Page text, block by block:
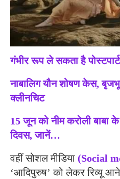
गंभीर रूप ले सकता है
नाबालिग यौन शोषण केस,
क्लीनचिट
15 जून को नीम करोली बाबा
दिवस, जानें…
वहीं सोशल मीडिया (Social
‘आदिपुरुष’ को लेकर रिव्यू